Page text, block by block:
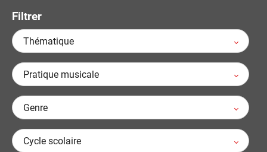
Filtrer
Thématique
Pratique musicale
Genre
Cycle scolaire